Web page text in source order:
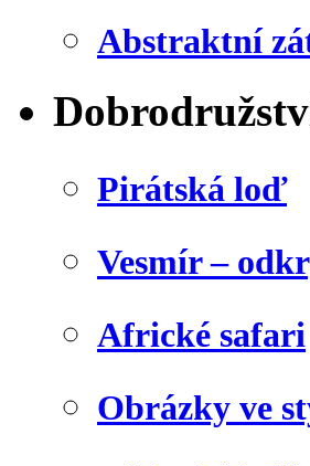
Abstraktní
Pirátská loď
Vesmír –
Africké safari
Obrázky ve